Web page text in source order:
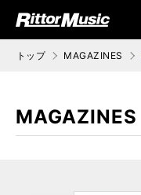
ジック (Rittor Musi
トップ MAGAZINES
MAGAZINES